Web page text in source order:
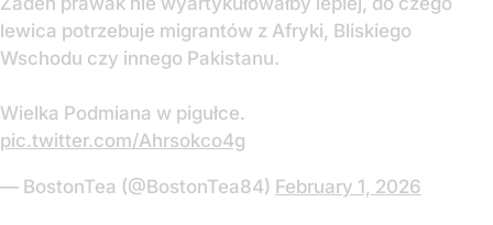
lewica potrzebuje migrantów z Afryki, Bliskiego
Wschodu czy innego Pakistanu.
Wielka Podmiana w pigułce.
pic.twitter.com/Ahrsokco4g
— BostonTea (@BostonTea84) February 1, 2026